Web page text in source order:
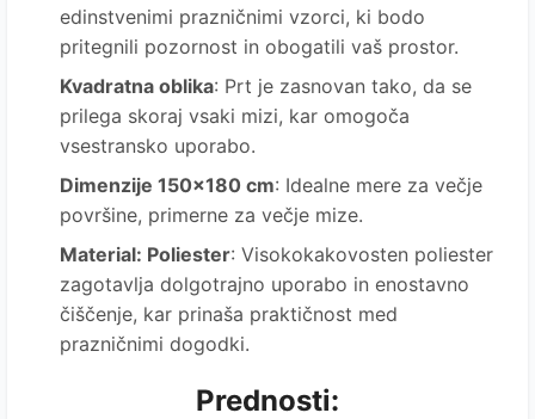
edinstvenimi prazničnimi vzorci, ki bodo
pritegnili pozornost in obogatili vaš prostor.
Kvadratna oblika: Prt je zasnovan tako, da se
prilega skoraj vsaki mizi, kar omogoča
vsestransko uporabo.
Dimenzije 150x180 cm: Idealne mere za večje
površine, primerne za večje mize.
Material: Poliester: Visokokakovosten poliester
zagotavlja dolgotrajno uporabo in enostavno
čiščenje, kar prinaša praktičnost med
prazničnimi dogodki.
Prednosti: